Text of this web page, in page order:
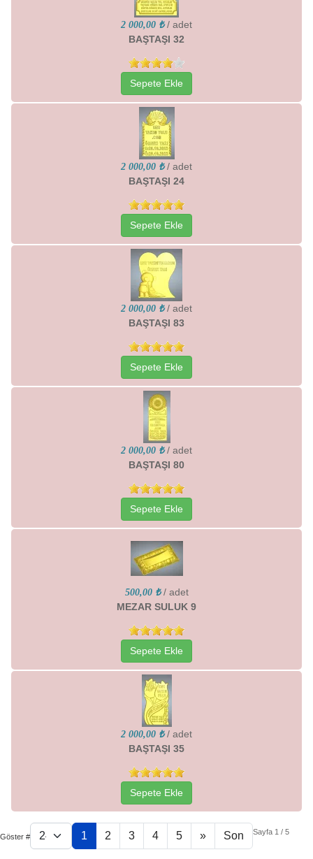
2 000,00 ₺ / adet
BAŞTAŞI 32
Sepete Ekle
2 000,00 ₺ / adet
BAŞTAŞI 24
Sepete Ekle
2 000,00 ₺ / adet
BAŞTAŞI 83
Sepete Ekle
2 000,00 ₺ / adet
BAŞTAŞI 80
Sepete Ekle
500,00 ₺ / adet
MEZAR SULUK 9
Sepete Ekle
2 000,00 ₺ / adet
BAŞTAŞI 35
Sepete Ekle
Göster # 1 2 3 4 5 » Son Sayfa 1 / 5